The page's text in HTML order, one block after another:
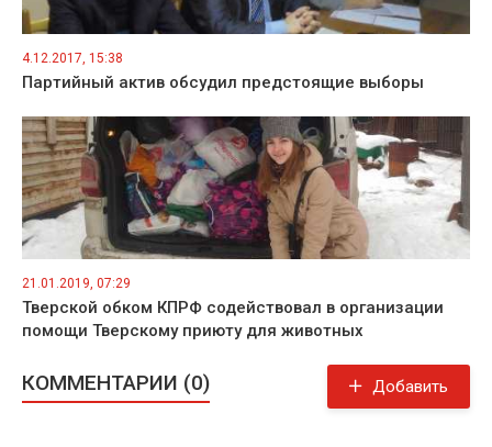
4.12.2017, 15:38
Партийный актив обсудил предстоящие выборы
21.01.2019, 07:29
Тверской обком КПРФ содействовал в организации
помощи Тверскому приюту для животных
КОММЕНТАРИИ (0) Добавить